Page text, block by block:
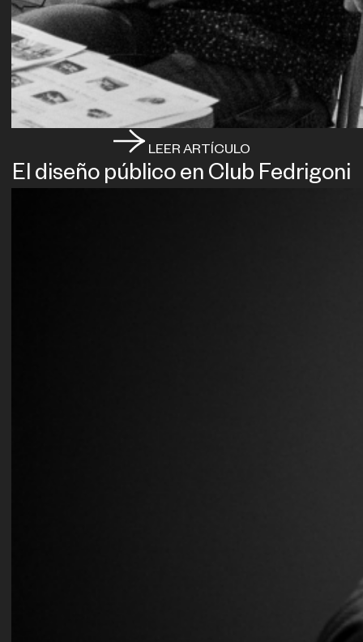
LEER ARTÍCULO
El diseño público en Club Fedrigoni